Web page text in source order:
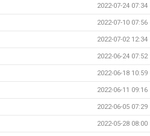
2022-07-24 07:34
2022-07-10 07:56
2022-07-02 12:34
2022-06-24 07:52
2022-06-18 10:59
2022-06-11 09:16
2022-06-05 07:29
2022-05-28 08:00